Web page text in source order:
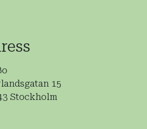
15
Stockholm